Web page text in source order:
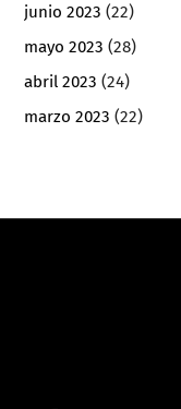
junio 2023 (22)
mayo 2023 (28)
abril 2023 (24)
marzo 2023 (22)